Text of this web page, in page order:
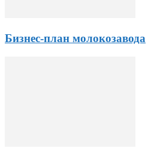
Бизнес-план молокозавода